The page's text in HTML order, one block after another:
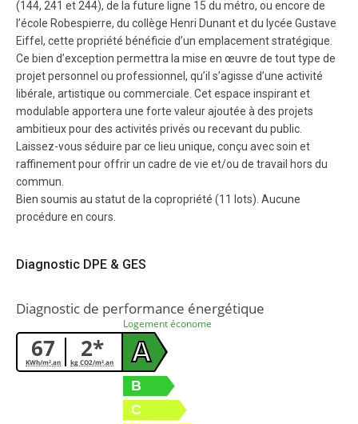
(144, 241 et 244), de la future ligne 15 du métro, ou encore de
l’école Robespierre, du collège Henri Dunant et du lycée Gustave
Eiffel, cette propriété bénéficie d’un emplacement stratégique.
Ce bien d’exception permettra la mise en œuvre de tout type de
projet personnel ou professionnel, qu’il s’agisse d’une activité
libérale, artistique ou commerciale. Cet espace inspirant et
modulable apportera une forte valeur ajoutée à des projets
ambitieux pour des activités privés ou recevant du public.
Laissez-vous séduire par ce lieu unique, conçu avec soin et
raffinement pour offrir un cadre de vie et/ou de travail hors du
commun.
Bien soumis au statut de la copropriété (11 lots). Aucune
procédure en cours.
Diagnostic DPE & GES
Diagnostic de performance énergétique
67
KWh/m².an 2*
kg CO2/m².an
Logement économe
A
B
C